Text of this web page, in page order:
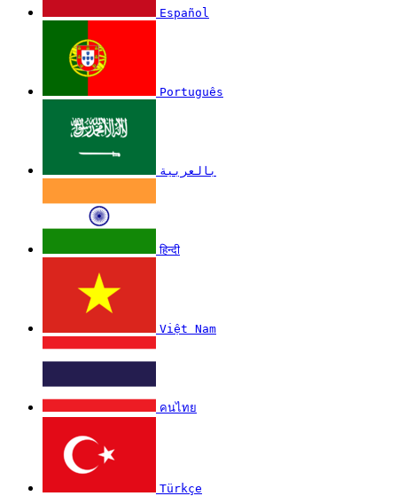
Español
Português
بالعربية
हिन्दी
Việt Nam
คนไทย
Türkçe